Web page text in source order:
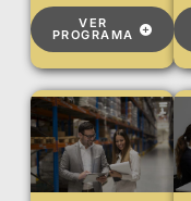
VER
PROGRAMA